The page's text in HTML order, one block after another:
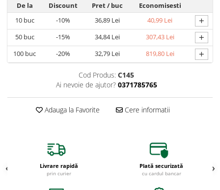
De la
Discount Pret/ buc
Economisesti
10buc -10% 36,89 Lei 40,99 Lei +
50buc -15% 34,84 Lei 307,43 Lei +
100 buc -20% 32,79 Lei 819,80 Lei +
Cod Produs: C145
Ai nevoie de ajutor? 0371785765
Adauga la Favorite Cere informatii
Livrare rapidă
prin curier
Plată securizată
cu cardul bancar